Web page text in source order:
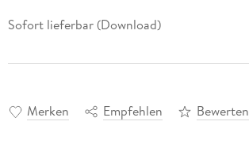
Sofort lieferbar (Download)
Merken Empfehlen Bewerten